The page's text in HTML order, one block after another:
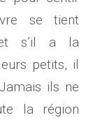
se tient
s’il a la
petits, il
ils ne
la région